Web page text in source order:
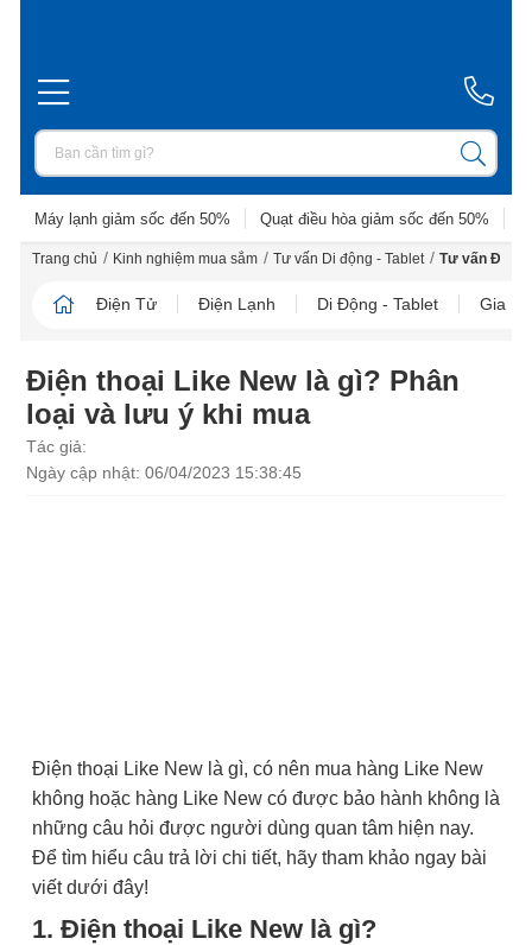
Máy lạnh giảm sốc đến 50% Quạt điều hòa giảm sốc đến 50%
Trang chủ / Kinh nghiệm mua sắm / Tư vấn Di động - Tablet / Tư vấn Điện
Điện Tử Điện Lạnh Di Động - Tablet Gia
Điện thoại Like New là gì? Phân
loại và lưu ý khi mua
Tác giả:
Ngày cập nhật: 06/04/2023 15:38:45
Điện thoại Like New là gì, có nên mua hàng Like New
không hoặc hàng Like New có được bảo hành không là
những câu hỏi được người dùng quan tâm hiện nay.
Để tìm hiểu câu trả lời chi tiết, hãy tham khảo ngay bài
viết dưới đây!
1. Điện thoại Like New là gì?